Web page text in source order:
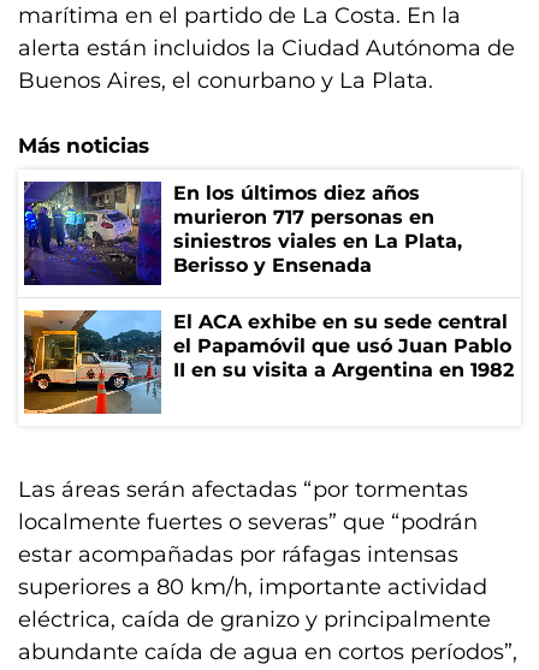
marítima en el partido de La Costa. En la
alerta están incluidos la Ciudad Autónoma de
Buenos Aires, el conurbano y La Plata.
Más noticias
En los últimos diez años
murieron 717 personas en
siniestros viales en La Plata,
Berisso y Ensenada
El ACA exhibe en su sede central
el Papamóvil que usó Juan Pablo
II en su visita a Argentina en 1982
Las áreas serán afectadas “por tormentas
localmente fuertes o severas” que “podrán
estar acompañadas por ráfagas intensas
superiores a 80 km/h, importante actividad
eléctrica, caída de granizo y principalmente
abundante caída de agua en cortos períodos”,